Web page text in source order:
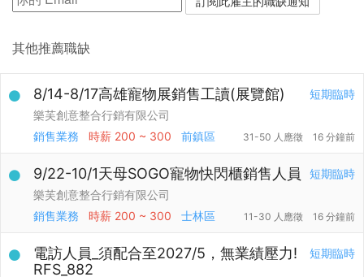
其他推薦職缺
短期臨時
8/14-8/17高雄寵物展銷售工讀(展覽館)
樂芙創意整合行銷有限公司
銷售業務
時薪 200 ~ 300 前鎮區 31-50 人應徵 16 分鐘前
短期臨時
9/22-10/1天母SOGO寵物快閃櫃銷售人員
樂芙創意整合行銷有限公司
銷售業務
時薪 200 ~ 300 士林區 11-30 人應徵 16 分鐘前
短期臨時
電訪人員_須配合至2027/5，無業績壓力!
RFS_882